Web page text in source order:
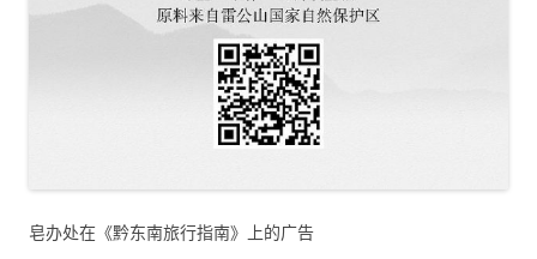
皂办处在《黔东南旅行指南》上的广告